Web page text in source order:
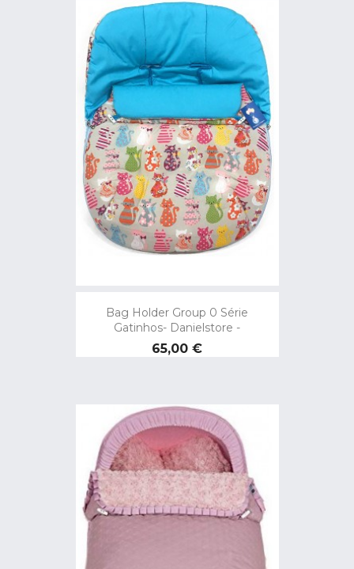
Bag Holder Group 0 Série
Gatinhos- Danielstore -
Preço
65,00 €